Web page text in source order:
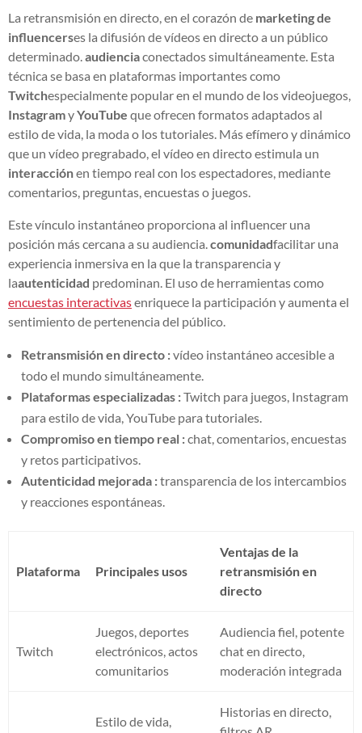
La retransmisión en directo, en el corazón de marketing de
influencerses la difusión de vídeos en directo a un público
determinado. audienciaconectados simultáneamente. Esta
técnica se basa en plataformas importantes como
Twitchespecialmente popular en el mundo de los videojuegos,
InstagramyYouTube que ofrecen formatos adaptados al
estilo de vida, la moda o los tutoriales. Más efímero y dinámico
que un vídeo pregrabado, el vídeo en directo estimula un
interacciónen tiempo real con los espectadores, mediante
comentarios, preguntas, encuestas o juegos.
Este vínculo instantáneo proporciona al influencer una
posición más cercana a su audiencia. comunidadfacilitar una
experiencia inmersiva en la que la transparencia y
laautenticidad predominan. El uso de herramientas como
encuestas interactivasenriquece la participación y aumenta el
sentimiento de pertenencia del público.
Retransmisión en directo :vídeo instantáneo accesible a
todo el mundo simultáneamente.
Plataformas especializadas :Twitch para juegos, Instagram
para estilo de vida, YouTube para tutoriales.
Compromiso en tiempo real :chat, comentarios, encuestas
y retos participativos.
Autenticidad mejorada :transparencia de los intercambios
y reacciones espontáneas.
Plataforma Principales usos
Ventajas de la
retransmisión en
directo
Twitch
Juegos, deportes
electrónicos, actos
comunitarios
Audiencia fiel, potente
chat en directo,
moderación integrada
Estilo de vida,
Historias en directo,